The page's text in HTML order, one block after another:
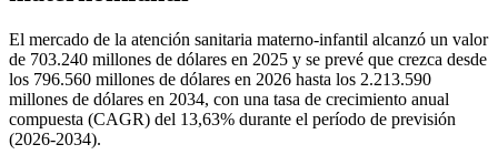
El mercado de la atención sanitaria materno-infantil alcanzó un valor
de 703.240 millones de dólares en 2025 y se prevé que crezca desde
los 796.560 millones de dólares en 2026 hasta los 2.213.590
millones de dólares en 2034, con una tasa de crecimiento anual
compuesta (CAGR) del 13,63% durante el período de previsión
(2026-2034).